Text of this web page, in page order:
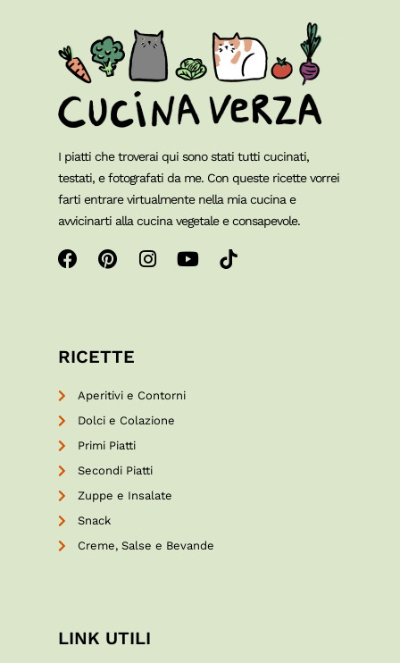
I piatti che troverai qui sono stati tutti cucinati,
testati, e fotografati da me. Con queste ricette vorrei
farti entrare virtualmente nella mia cucina e
avvicinarti alla cucina vegetale e consapevole.
RICETTE
Aperitivi e Contorni
Dolci e Colazione
Primi Piatti
Secondi Piatti
Zuppe e Insalate
Snack
Creme, Salse e Bevande
LINK UTILI